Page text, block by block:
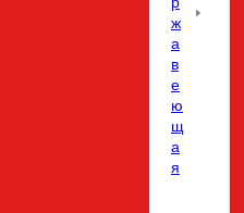
ж
а
в
е
ю
щ
а
я